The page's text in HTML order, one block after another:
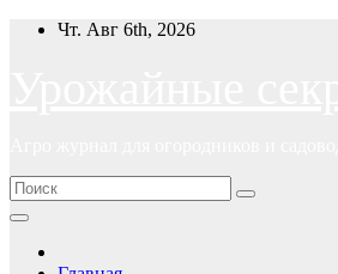
ПерейтиЧт. Авг 6th, 2026